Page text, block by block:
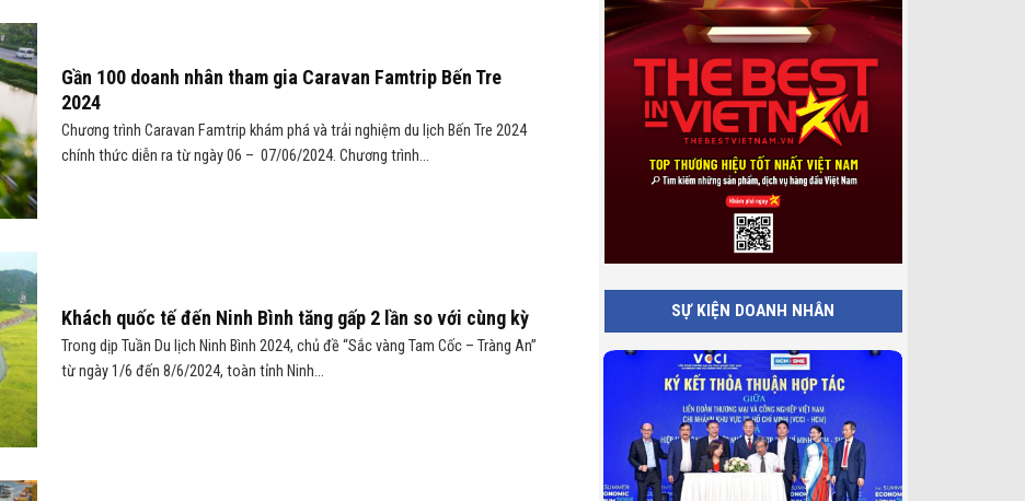
Gần 100 doanh nhân tham gia Caravan Famtrip Bến Tre
2024
Chương trình Caravan Famtrip khám phá và trải nghiệm du lịch Bến Tre 2024
chính thức diễn ra từ ngày 06 – 07/06/2024. Chương trình...
Khách quốc tế đến Ninh Bình tăng gấp 2 lần so với cùng kỳ
Trong dịp Tuần Du lịch Ninh Bình 2024, chủ đề “Sắc vàng Tam Cốc – Tràng An”
từ ngày 1/6 đến 8/6/2024, toàn tỉnh Ninh...
SỰ KIỆN DOANH NHÂN